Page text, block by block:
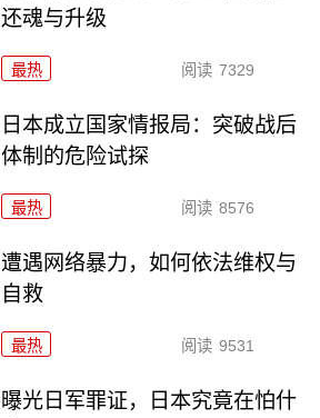
还魂与升级
最热 阅读 7329
日本成立国家情报局：突破战后
体制的危险试探
最热 阅读 8576
遭遇网络暴力，如何依法维权与
自救
最热 阅读 9531
曝光日军罪证，日本究竟在怕什